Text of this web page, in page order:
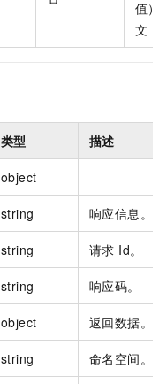
值）
文
类型 描述
object
string 响应信息。
string 请求 Id。
string 响应码。
object 返回数据。
string 命名空间。